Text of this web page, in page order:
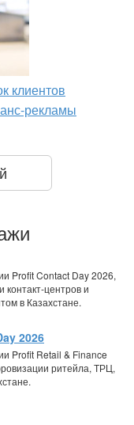
клиентов
рекламы
Profit Contact Day 2026,
центров и
в Казахстане.
2026
Profit Retail & Finance
ритейла, ТРЦ,